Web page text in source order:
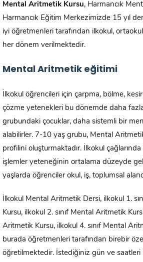
Mental Aritmetik Kursu, Harmancık
Harmancık Eğitim Merkezimizde 15 yıl
iyi öğretmenleri tarafından ilkokul,
her dönem verilmektedir.
Mental Aritmetik eğitimi
İlkokul öğrencileri için çarpma, bölme,
çözme yetenekleri bu dönemde daha
grubundaki çocuklar, daha sistemli bir
alabilirler. 7-10 yaş grubu, Mental
profilini oluşturmaktadır. İlkokul
işlemler yeteneğinin ortalama düzeyde
yaşlarda öğrenciler okul, iş, toplumsal
İlkokul Mental Aritmetik Dersi, ilkokul 1.
Kursu, ilkokul 2. sınıf Mental Aritmetik
Aritmetik Kursu, ilkokul 4. sınıf Mental
burada öğretmenleri tarafından birebir
öğretilmektedir. İstediğiniz gün ve saatleri